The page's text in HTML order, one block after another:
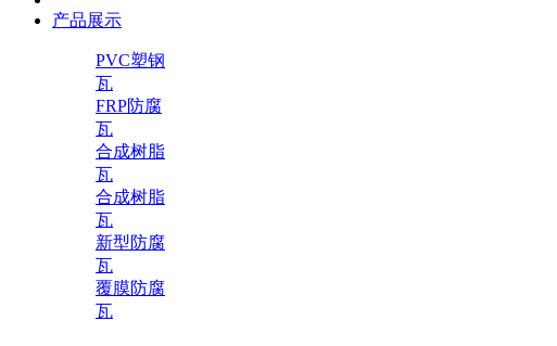
产品展示
PVC塑钢
瓦
FRP防腐
瓦
合成树脂
瓦
合成树脂
瓦
新型防腐
瓦
覆膜防腐
瓦